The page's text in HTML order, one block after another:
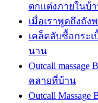
ตกแต่งภายในบ้
เมื่อเราพูดถึงถัง
เคล็ดลับซื้อกระ
นาน
Outcall
คลายที่บ้าน
Outcall